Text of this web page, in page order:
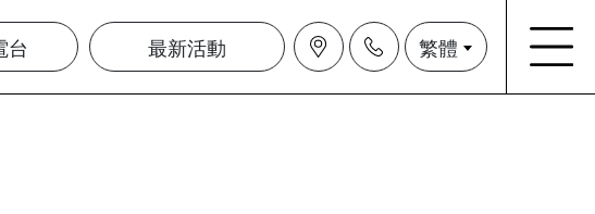
台 最新活動 繁體